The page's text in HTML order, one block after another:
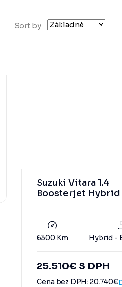
Sort by
Suzuki Vitara 1.4
Boosterjet Hybrid
6300 Km Hybrid -
25.510€ S DPH
Cena bez DPH: 20.740€